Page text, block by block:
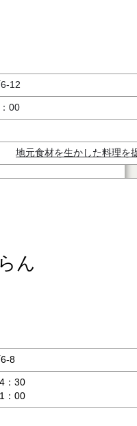
上町6-12
00
地元食材を生かした料理を
ん
8
：30
：00